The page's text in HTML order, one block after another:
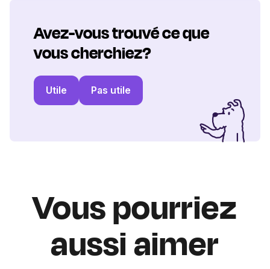
Avez-vous trouvé ce que
vous cherchiez?
Utile Pas utile
Vous pourriez
aussi aimer